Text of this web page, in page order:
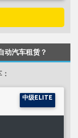
动汽车租赁？
中级ELITE